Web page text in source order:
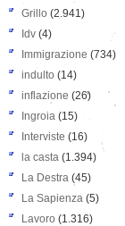
Grillo (2.941)
Idv (4)
Immigrazione (734)
indulto (14)
inflazione (26)
Ingroia (15)
Interviste (16)
la casta (1.394)
La Destra (45)
La Sapienza (5)
Lavoro (1.316)